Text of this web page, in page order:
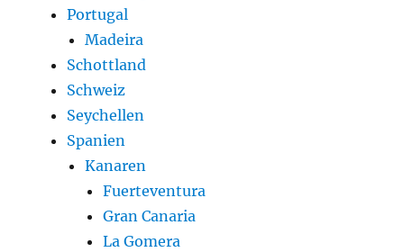
Portugal
Madeira
Schottland
Schweiz
Seychellen
Spanien
Kanaren
Fuerteventura
Gran Canaria
La Gomera